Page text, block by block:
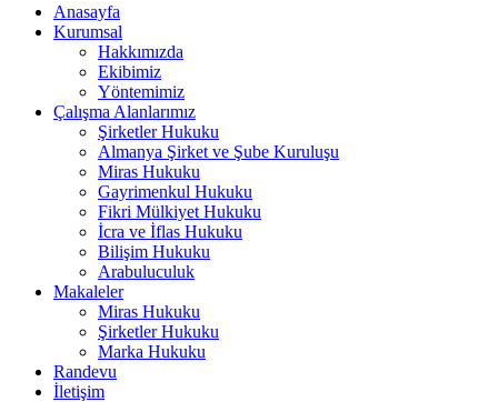
Anasayfa
Kurumsal
Hakkımızda
Ekibimiz
Yöntemimiz
Çalışma Alanlarımız
Şirketler Hukuku
Almanya Şirket ve Şube Kuruluşu
Miras Hukuku
Gayrimenkul Hukuku
Fikri Mülkiyet Hukuku
İcra ve İflas Hukuku
Bilişim Hukuku
Arabuluculuk
Makaleler
Miras Hukuku
Şirketler Hukuku
Marka Hukuku
Randevu
İletişim